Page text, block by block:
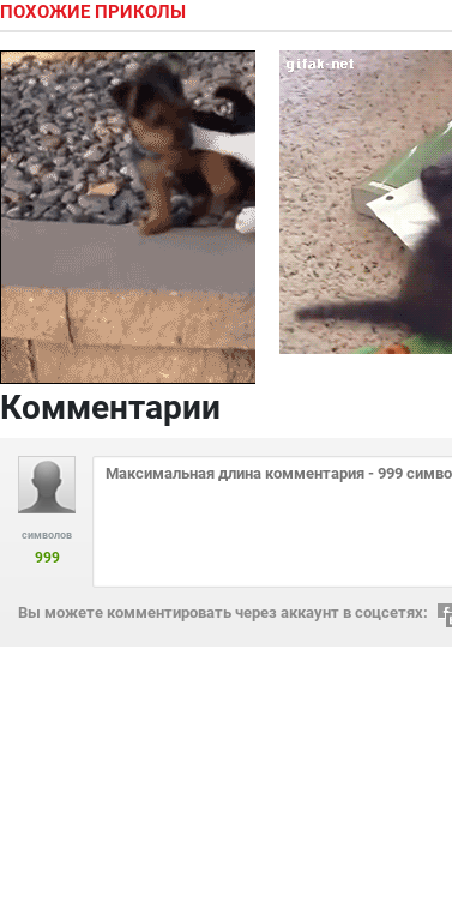
ПОХОЖИЕ ПРИКОЛЫ
Комментарии
символов
999
Вы можете комментировать через аккаунт в соцсетях: